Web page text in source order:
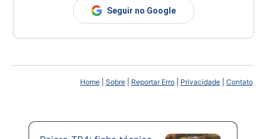
Seguir no Google
Home| Sobre| Reportar Erro| Privacidade| Contato